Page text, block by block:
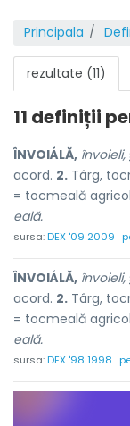
Principala
rezultate (11)
11 definiții
ÎNVOIÁLĂ, învoieli,
acord. 2. Târg,
= tocmeală
eală.
sursa:DEX '09 2009
ÎNVOIÁLĂ, învoieli,
acord. 2. Târg,
= tocmeală
eală.
sursa:DEX '98 1998